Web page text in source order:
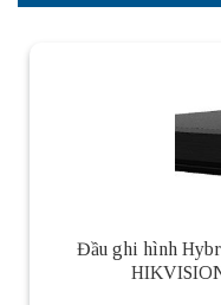
Đầu ghi hình